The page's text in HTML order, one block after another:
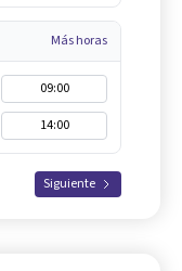
Más horas
09:00
14:00
Siguiente